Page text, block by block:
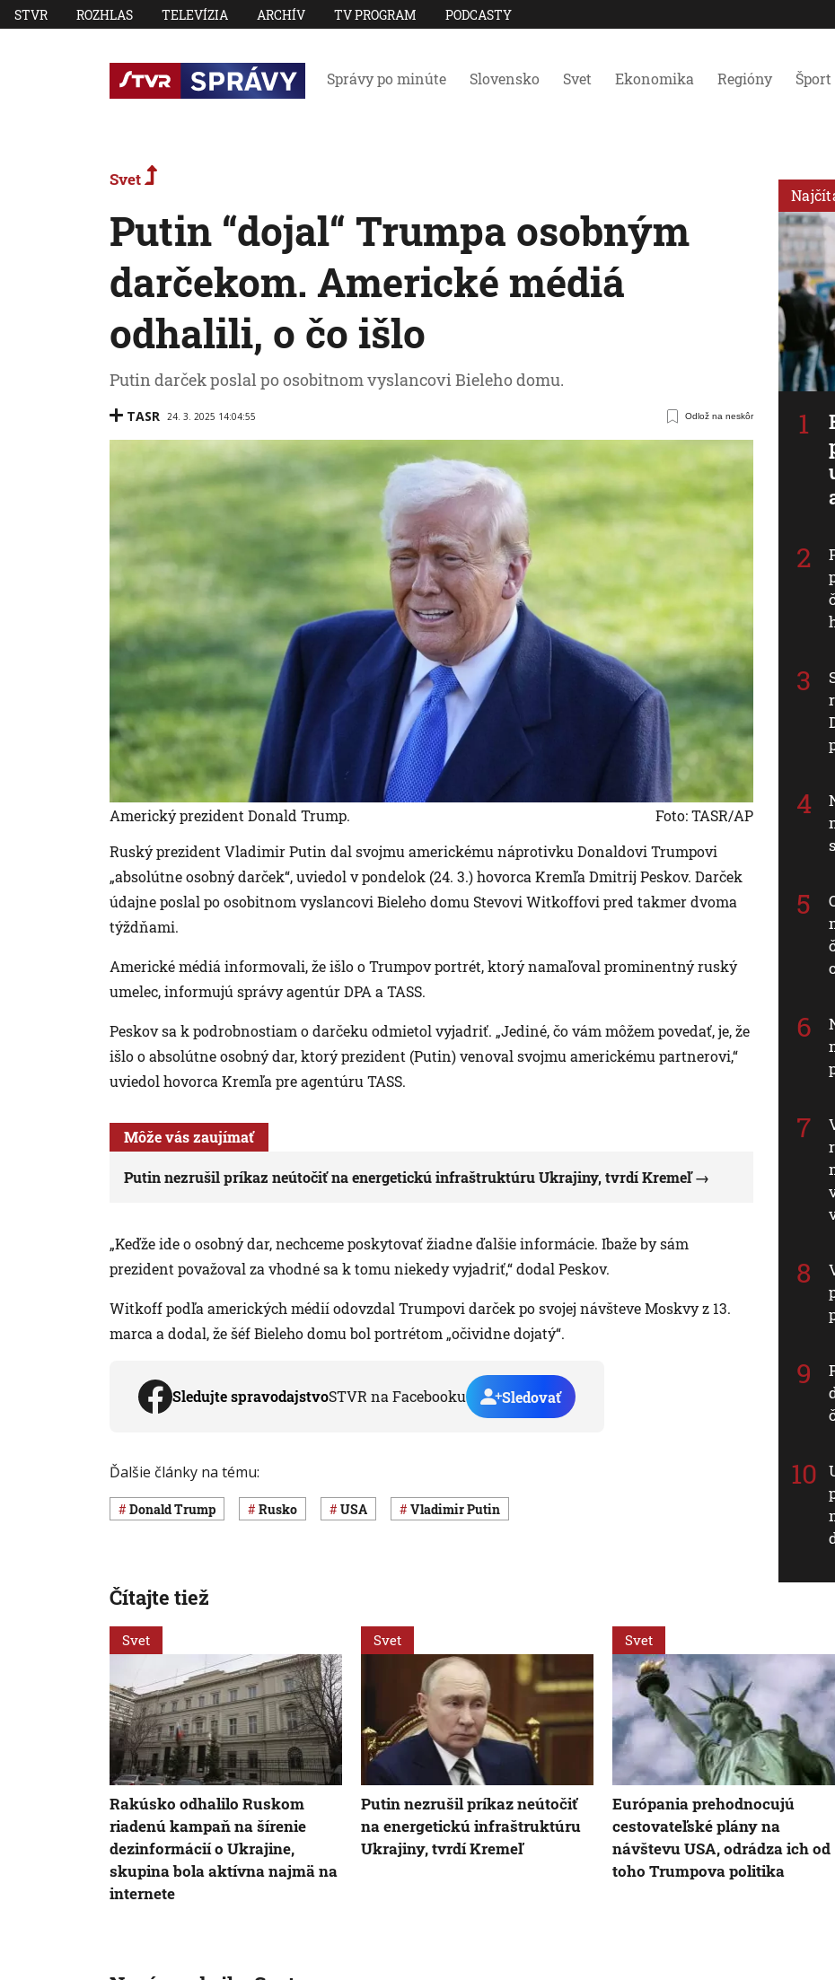
STVR ROZHLAS TELEVÍZIA ARCHÍV TV PROGRAM PODCASTY
Správy po minúte Slovensko Svet Ekonomika Regióny Šport
Svet
Putin “dojal“ Trumpa osobným
darčekom. Americké médiá
odhalili, o čo išlo
Putin darček poslal po osobitnom vyslancovi Bieleho domu.
TASR 24. 3. 2025 14:04:55 Odlož na neskôr
Americký prezident Donald Trump.
Foto: TASR/AP
Ruský prezident Vladimir Putin dal svojmu americkému náprotivku Donaldovi Trumpovi
„absolútne osobný darček“, uviedol v pondelok (24. 3.) hovorca Kremľa Dmitrij Peskov. Darček
údajne poslal po osobitnom vyslancovi Bieleho domu Stevovi Witkoffovi pred takmer dvoma
týždňami.
Americké médiá informovali, že išlo o Trumpov portrét, ktorý namaľoval prominentný ruský
umelec, informujú správy agentúr DPA a TASS.
Peskov sa k podrobnostiam o darčeku odmietol vyjadriť. „Jediné, čo vám môžem povedať, je, že
išlo o absolútne osobný dar, ktorý prezident (Putin) venoval svojmu americkému partnerovi,“
uviedol hovorca Kremľa pre agentúru TASS.
Môže vás zaujímať
Putin nezrušil príkaz neútočiť na energetickú infraštruktúru Ukrajiny, tvrdí Kremeľ
„Keďže ide o osobný dar, nechceme poskytovať žiadne ďalšie informácie. Ibaže by sám
prezident považoval za vhodné sa k tomu niekedy vyjadriť,“ dodal Peskov.
Witkoff podľa amerických médií odovzdal Trumpovi darček po svojej návšteve Moskvy z 13.
marca a dodal, že šéf Bieleho domu bol portrétom „očividne dojatý“.
Sledujte spravodajstvoSTVR na Facebooku Sledovať
Ďalšie články na tému:
Donald Trump Rusko USA Vladimir Putin
Čítajte tiež
Svet
Rakúsko odhalilo Ruskom
riadenú kampaň na šírenie
dezinformácií o Ukrajine,
skupina bola aktívna najmä na
internete
Svet
Putin nezrušil príkaz neútočiť
na energetickú infraštruktúru
Ukrajiny, tvrdí Kremeľ
Svet
Európania prehodnocujú
cestovateľské plány na
návštevu USA, odrádza ich od
toho Trumpova politika